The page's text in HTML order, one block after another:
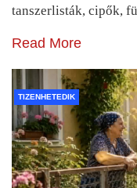
tanszerlisták, cipők,
Read More
TIZENHETEDIK